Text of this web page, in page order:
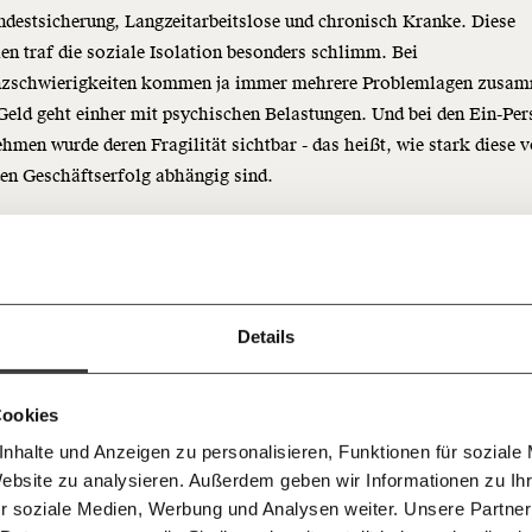
Details
und Anzeigen zu personalisieren, Funktionen für soziale
zu analysieren. Außerdem geben wir Informationen zu
soziale Medien, Werbung und Analysen weiter. Unsere
dem
unseren
E-Mail-
Knackig
wichtigsten
unsere Wirtschaft so
das wird auch so bleiben.
6017
für sozialen Fortschritt
50€
Facebook Mastodon
Langzeitarbeitslose und chronisch Kranke. Diese
traf die soziale Isolation besonders schlimm. Bei
kommen ja immer mehrere Problemlagen
geht einher mit psychischen Belastungen. Und bei den Ein-
wurde deren Fragilität sichtbar - das heißt, wie stark diese
Geschäftserfolg abhängig sind.
geht als einer Person aus der Mittelschicht vor einem
Diesen Gedanken halte ich für gesellschaftspolitisch
die Mindestsicherung deutlich anheben und das
Mit der Rettung von